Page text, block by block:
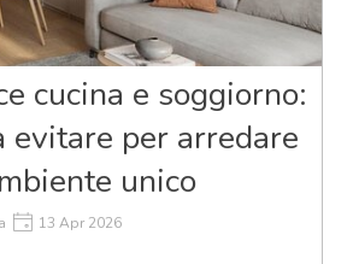
cucina e soggiorno:
evitare per arredare
unico
13 Apr 2026